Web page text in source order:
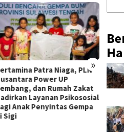
»
Patra Niaga, PLN
Power UP
dan Rumah Zakat
Layanan Psikososial
Anak Penyintas Gempa
Sigi